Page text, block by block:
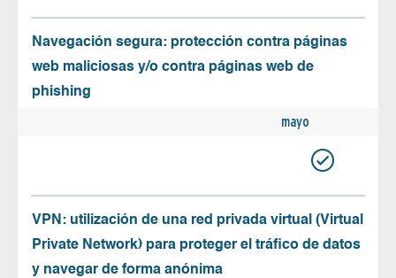
Navegación segura: protección contra páginas
web maliciosas y/o contra páginas web de
phishing
mayo
VPN: utilización de una red privada virtual (Virtual
Private Network) para proteger el tráfico de datos
y navegar de forma anónima